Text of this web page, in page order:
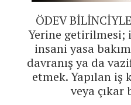
ÖDEV
Yerine getirilmesi;
insani yasa
davranış ya da
etmek. Yapılan iş
veya çıkar